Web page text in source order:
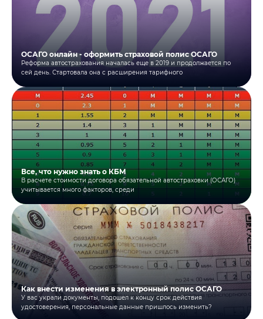
ОСАГО онлайн - оформить страховой полис ОСАГО
Реформа автострахования началась еще в 2019 и продолжается по
сей день. Стартовала она с расширения тарифного
Все, что нужно знать о КБМ
В расчете стоимости договора обязательной автостраховки (ОСАГО)
учитывается много факторов, среди
Как внести изменения в электронный полис ОСАГО
У вас украли документы, подошел к концу срок действия
удостоверения, персональные данные пришлось изменить?